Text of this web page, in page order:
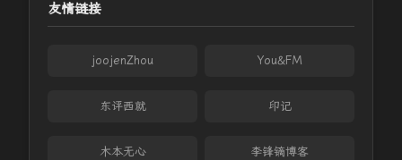
友情链接
joojenZhou You&FM
东评西就 印记
木本无心 李锋镝博客